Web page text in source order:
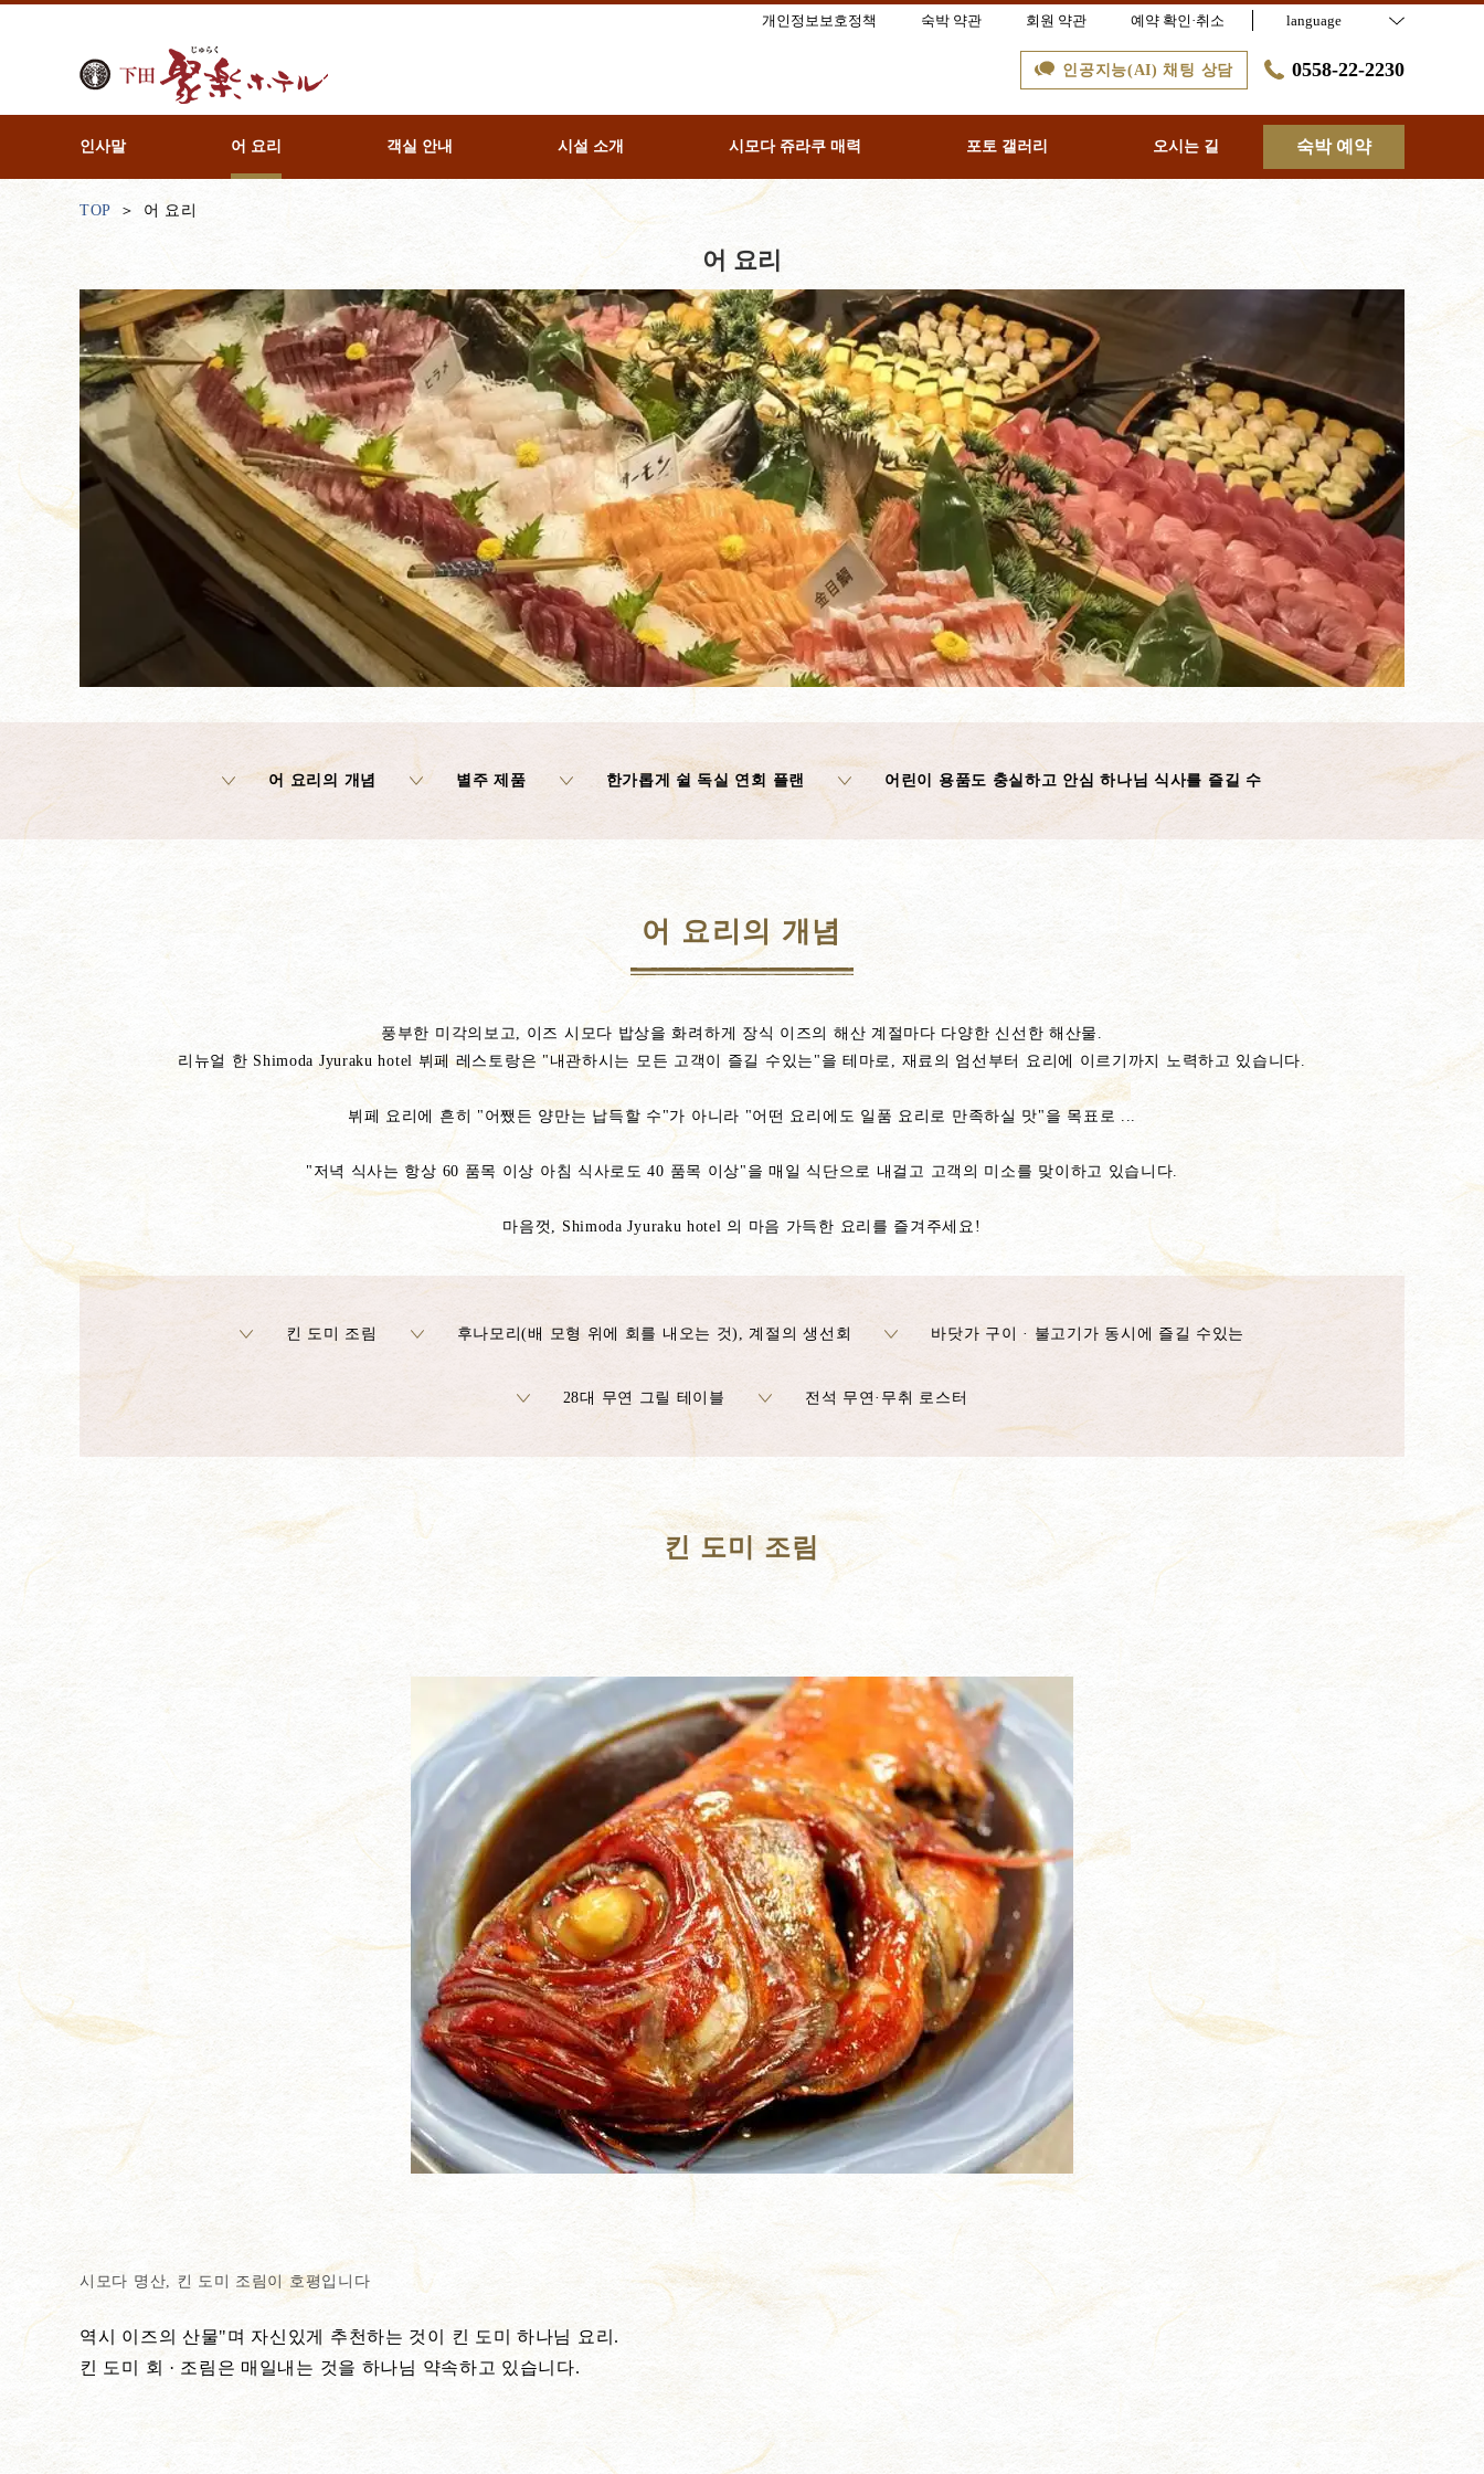
개인정보보호정책 숙박 약관 회원 약관 예약 확인·취소 language
인공지능(AI) 채팅 상담 0558-22-2230
인사말 어 요리 객실 안내 시설 소개 시모다 쥬라쿠 매력 포토 갤러리 오시는 길 숙박 예약
TOP 어 요리
어 요리
어 요리의 개념 별주 제품 한가롭게 쉴 독실 연회 플랜 어린이 용품도 충실하고 안심 하나님 식사를 즐길 수
어 요리의 개념
풍부한 미각의보고, 이즈 시모다 밥상을 화려하게 장식 이즈의 해산 계절마다 다양한 신선한 해산물.
리뉴얼 한 Shimoda Jyuraku hotel 뷔페 레스토랑은 "내관하시는 모든 고객이 즐길 수있는"을 테마로, 재료의 엄선부터 요리에 이르기까지 노력하고 있습니다.
뷔페 요리에 흔히 "어쨌든 양만는 납득할 수"가 아니라 "어떤 요리에도 일품 요리로 만족하실 맛"을 목표로 ...
"저녁 식사는 항상 60 품목 이상 아침 식사로도 40 품목 이상"을 매일 식단으로 내걸고 고객의 미소를 맞이하고 있습니다.
마음껏, Shimoda Jyuraku hotel 의 마음 가득한 요리를 즐겨주세요!
킨 도미 조림 후나모리(배 모형 위에 회를 내오는 것), 계절의 생선회 바닷가 구이 · 불고기가 동시에 즐길 수있는
28대 무연 그릴 테이블 전석 무연·무취 로스터
킨 도미 조림
시모다 명산, 킨 도미 조림이 호평입니다
역시 이즈의 산물"며 자신있게 추천하는 것이 킨 도미 하나님 요리.
킨 도미 회 · 조림은 매일내는 것을 하나님 약속하고 있습니다.